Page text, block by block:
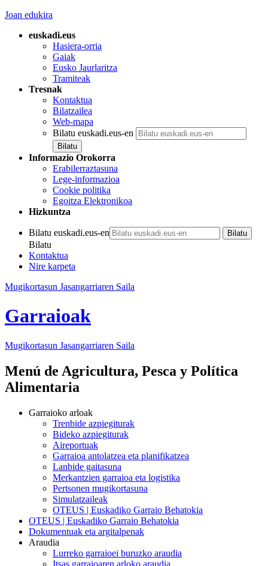
Joan edukira
euskadi.eus
Hasiera-orria
Gaiak
Eusko Jaurlaritza
Tramiteak
Tresnak
Kontaktua
Bilatzailea
Web-mapa
Bilatu euskadi.eus-en
Informazio Orokorra
Erabilerraztasuna
Lege-informazioa
Cookie politika
Egoitza Elektronikoa
Hizkuntza
Bilatu euskadi.eus-en
Bilatu
Kontaktua
Nire karpeta
Mugikortasun Jasangarriaren Saila
Garraioak
Mugikortasun Jasangarriaren Saila
Menú de Agricultura, Pesca y Política
Alimentaria
Garraioko arloak
Trenbide azpiegiturak
Bideko azpiegiturak
Aireportuak
Garraioa antolatzea eta planifikatzea
Lanbide gaitasuna
Merkantzien garraioa eta logistika
Pertsonen mugikortasuna
Simulatzaileak
OTEUS | Euskadiko Garraio Behatokia
OTEUS | Euskadiko Garraio Behatokia
Dokumentuak eta argitalpenak
Araudia
Lurreko garraioei buruzko araudia
Itsas garraioaren arloko araudia